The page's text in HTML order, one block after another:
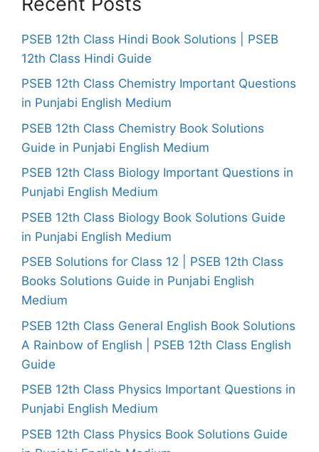
PSEB 12th Class Hindi Book Solutions | PSEB
12th Class Hindi Guide
PSEB 12th Class Chemistry Important Questions
in Punjabi English Medium
PSEB 12th Class Chemistry Book Solutions
Guide in Punjabi English Medium
PSEB 12th Class Biology Important Questions in
Punjabi English Medium
PSEB 12th Class Biology Book Solutions Guide
in Punjabi English Medium
PSEB Solutions for Class 12 | PSEB 12th Class
Books Solutions Guide in Punjabi English
Medium
PSEB 12th Class General English Book Solutions
A Rainbow of English | PSEB 12th Class English
Guide
PSEB 12th Class Physics Important Questions in
Punjabi English Medium
PSEB 12th Class Physics Book Solutions Guide